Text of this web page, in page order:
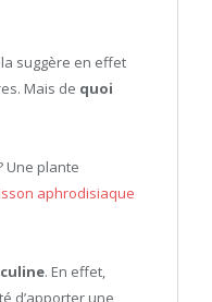
suggère en effet
Mais de quoi
Une plante
aphrodisiaque
. En effet,